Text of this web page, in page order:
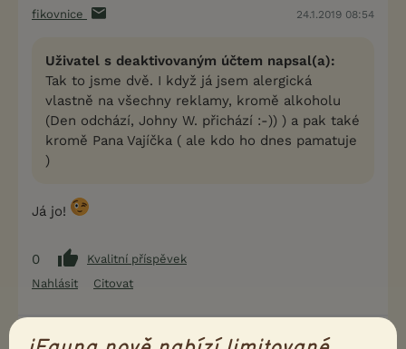
fikovnice 24.1.2019 08:54
Uživatel s deaktivovaným účtem napsal(a):
Tak to jsme dvě. I když já jsem alergická
vlastně na všechny reklamy, kromě alkoholu
(Den odchází, Johny W. přichází :-)) ) a pak také
kromě Pana Vajíčka ( ale kdo ho dnes pamatuje
)
Já jo!
0
Kvalitní příspěvek
Nahlásit
Citovat
sisi58 24.1.2019 09:04